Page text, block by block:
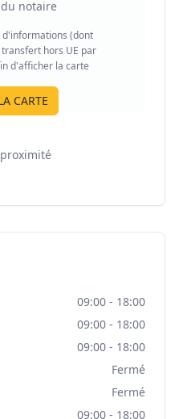
notaire
(dont
hors UE par
d'afficher la carte
CARTE
09:00 - 18:00
09:00 - 18:00
09:00 - 18:00
Fermé
Fermé
09:00 - 18:00